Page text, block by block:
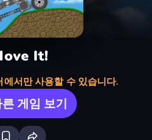
It!
서만 사용할 수 있습니다.
게임 보기